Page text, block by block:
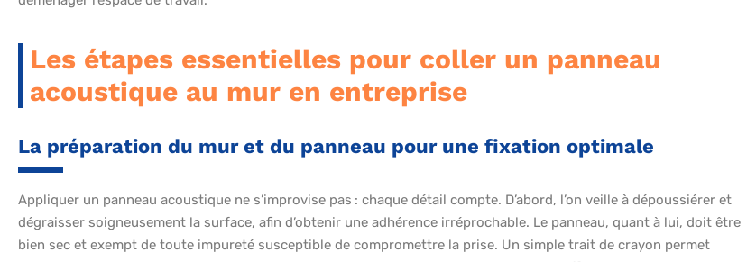
Les étapes essentielles pour coller un panneau
acoustique au mur en entreprise
La préparation du mur et du panneau pour une fixation optimale
Appliquer un panneau acoustique ne s’improvise pas : chaque détail compte. D’abord, l’on veille à dépoussiérer et
dégraisser soigneusement la surface, afin d’obtenir une adhérence irréprochable. Le panneau, quant à lui, doit être
bien sec et exempt de toute impureté susceptible de compromettre la prise. Un simple trait de crayon permet